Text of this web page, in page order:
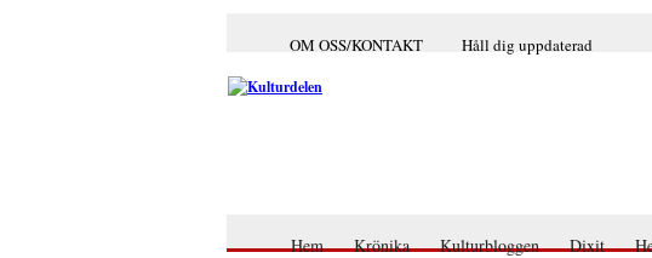
OM OSS/KONTAKT Håll dig uppdaterad
Hem Krönika Kulturbloggen Dixit